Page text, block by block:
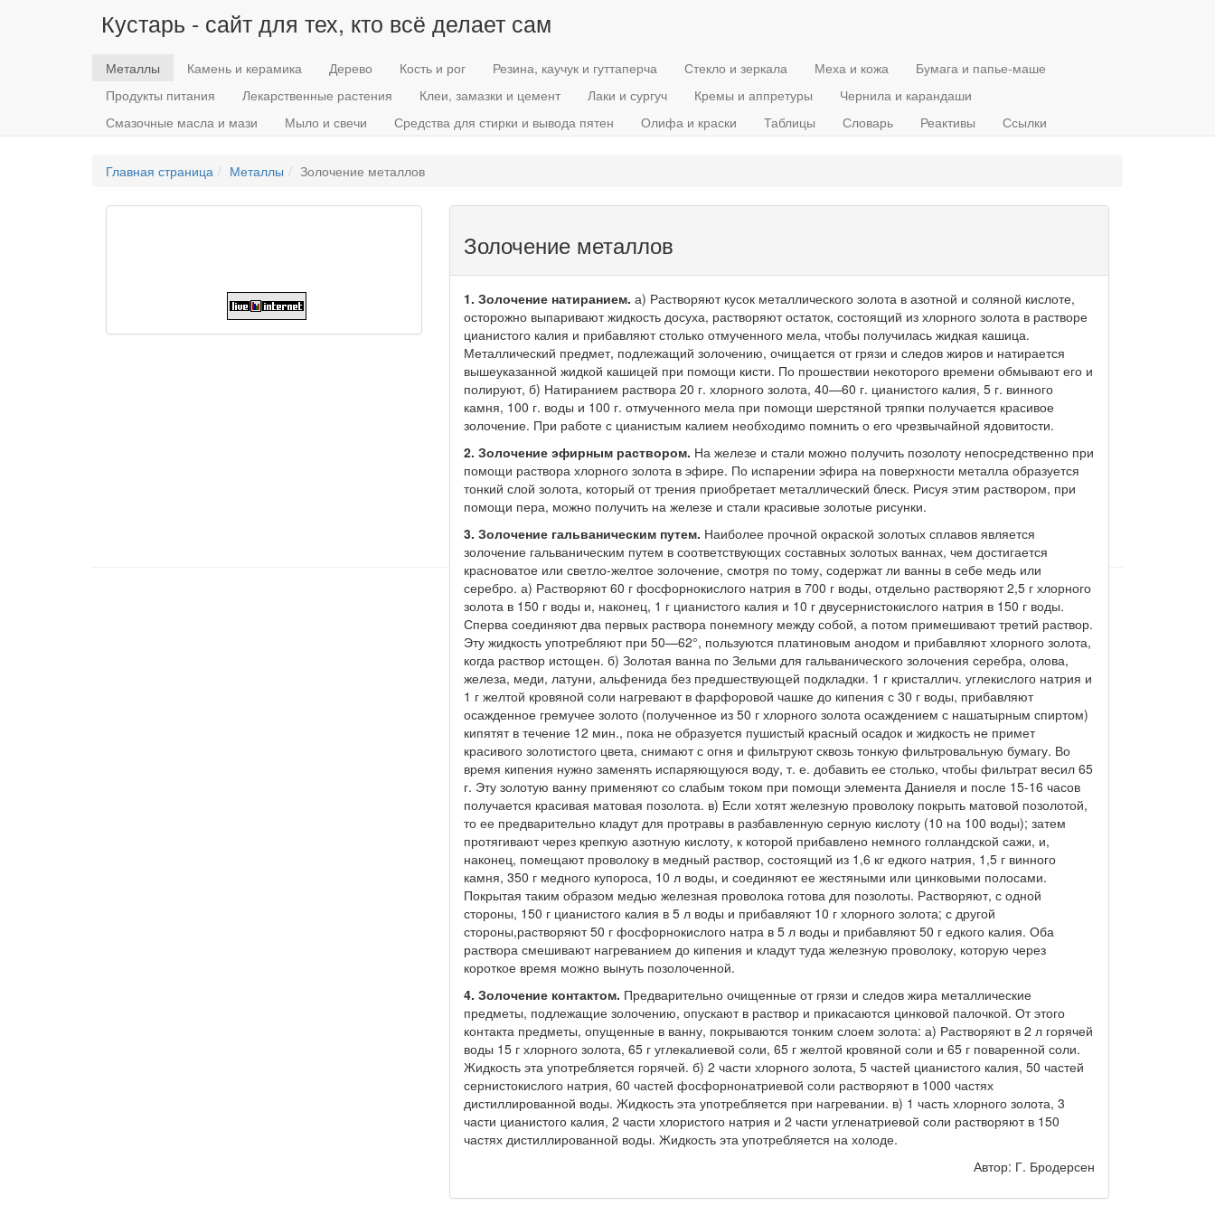
Кустарь - сайт для тех, кто всё делает сам
Металлы Камень и керамика Дерево Кость и рог Резина, каучук и гуттаперча Стекло и зеркала Меха и кожа
Бумага и папье-маше
Продукты питания
Лекарственные растения Клеи, замазки и цемент Лаки и сургуч Кремы и аппретуры
Чернила и карандаши
Смазочные масла и мази
Мыло и свечи Средства для стирки и вывода пятен Олифа и краски Таблицы Словарь Реактивы Ссылки
Главная страница Металлы Золочение металлов
Золочение металлов
1. Золочение натиранием. а) Растворяют кусок металлического золота в азотной и соляной кислоте,
осторожно выпаривают жидкость досуха, растворяют остаток, состоящий из хлорного золота в растворе
цианистого калия и прибавляют столько отмученного мела, чтобы получилась жидкая кашица.
Металлический предмет, подлежащий золочению, очищается от грязи и следов жиров и натирается
вышеуказанной жидкой кашицей при помощи кисти. По прошествии некоторого времени обмывают его и
полируют, б) Натиранием раствора 20 г. хлорного золота, 40—60 г. цианистого калия, 5 г. винного
камня, 100 г. воды и 100 г. отмученного мела при помощи шерстяной тряпки получается красивое
золочение. При работе с цианистым калием необходимо помнить о его чрезвычайной ядовитости.
2. Золочение эфирным раствором. На железе и стали можно получить позолоту непосредственно при
помощи раствора хлорного золота в эфире. По испарении эфира на поверхности металла образуется
тонкий слой золота, который от трения приобретает металлический блеск. Рисуя этим раствором, при
помощи пера, можно получить на железе и стали красивые золотые рисунки.
3. Золочение гальваническим путем. Наиболее прочной окраской золотых сплавов является
золочение гальваническим путем в соответствующих составных золотых ваннах, чем достигается
красноватое или светло-желтое золочение, смотря по тому, содержат ли ванны в себе медь или
серебро. а) Растворяют 60 г фосфорнокислого натрия в 700 г воды, отдельно растворяют 2,5 г хлорного
золота в 150 г воды и, наконец, 1 г цианистого калия и 10 г двусернистокислого натрия в 150 г воды.
Сперва соединяют два первых раствора понемногу между собой, а потом примешивают третий раствор.
Эту жидкость употребляют при 50—62°, пользуются платиновым анодом и прибавляют хлорного золота,
когда раствор истощен. б) Золотая ванна по Зельми для гальванического золочения серебра, олова,
железа, меди, латуни, альфенида без предшествующей подкладки. 1 г кристаллич. углекислого натрия и
1 г желтой кровяной соли нагревают в фарфоровой чашке до кипения с 30 г воды, прибавляют
осажденное гремучее золото (полученное из 50 г хлорного золота осаждением с нашатырным спиртом)
кипятят в течение 12 мин., пока не образуется пушистый красный осадок и жидкость не примет
красивого золотистого цвета, снимают с огня и фильтруют сквозь тонкую фильтровальную бумагу. Во
время кипения нужно заменять испаряющуюся воду, т. е. добавить ее столько, чтобы фильтрат весил 65
г. Эту золотую ванну применяют со слабым током при помощи элемента Даниеля и после 15-16 часов
получается красивая матовая позолота. в) Если хотят железную проволоку покрыть матовой позолотой,
то ее предварительно кладут для протравы в разбавленную серную кислоту (10 на 100 воды); затем
протягивают через крепкую азотную кислоту, к которой прибавлено немного голландской сажи, и,
наконец, помещают проволоку в медный раствор, состоящий из 1,6 кг едкого натрия, 1,5 г винного
камня, 350 г медного купороса, 10 л воды, и соединяют ее жестяными или цинковыми полосами.
Покрытая таким образом медью железная проволока готова для позолоты. Растворяют, с одной
стороны, 150 г цианистого калия в 5 л воды и прибавляют 10 г хлорного золота; с другой
стороны,растворяют 50 г фосфорнокислого натра в 5 л воды и прибавляют 50 г едкого калия. Оба
раствора смешивают нагреванием до кипения и кладут туда железную проволоку, которую через
короткое время можно вынуть позолоченной.
4. Золочение контактом. Предварительно очищенные от грязи и следов жира металлические
предметы, подлежащие золочению, опускают в раствор и прикасаются цинковой палочкой. От этого
контакта предметы, опущенные в ванну, покрываются тонким слоем золота: а) Растворяют в 2 л горячей
воды 15 г хлорного золота, 65 г углекалиевой соли, 65 г желтой кровяной соли и 65 г поваренной соли.
Жидкость эта употребляется горячей. б) 2 части хлорного золота, 5 частей цианистого калия, 50 частей
сернистокислого натрия, 60 частей фосфорнонатриевой соли растворяют в 1000 частях
дистиллированной воды. Жидкость эта употребляется при нагревании. в) 1 часть хлорного золота, 3
части цианистого калия, 2 части хлористого натрия и 2 части угленатриевой соли растворяют в 150
частях дистиллированной воды. Жидкость эта употребляется на холоде.
Автор: Г. Бродерсен